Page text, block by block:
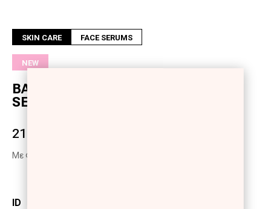
SKIN CARE FACE SERUMS
NEW
BALANCE DROPS NIACINAMIDE
SERUM
21,50 €
Με Φ.Π.Α
ID